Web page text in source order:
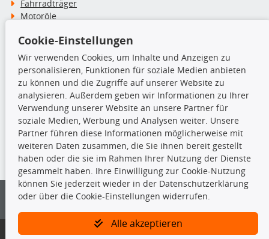
Fahrradträger
Motoröle
Schneeketten
TecDoc Inside
Die hier angezeigten Daten insbesondere die gesamte Datenbank dürfen
nicht kopiert werden.
Es ist zu unterlassen, die Daten oder die gesamte Datenbank ohne
vorherige Zustimmung von TecDoc zu vervielfältigen, zu verbreiten
und/oder diese Handlungen durch Dritte ausführen zu lassen. Ein
Bitte prüfen Sie, ob das über unseren Onlineshop identifizierte Ersatzteil
Cookie-Einstellungen
Wir verwenden Cookies, um Inhalte und Anzeigen zu
personalisieren, Funktionen für soziale Medien anbieten
zu können und die Zugriffe auf unserer Website zu
analysieren. Außerdem geben wir Informationen zu Ihrer
Verwendung unserer Website an unsere Partner für
soziale Medien, Werbung und Analysen weiter. Unsere
Partner führen diese Informationen möglicherweise mit
weiteren Daten zusammen, die Sie ihnen bereit gestellt
haben oder die sie im Rahmen Ihrer Nutzung der Dienste
gesammelt haben. Ihre Einwilligung zur Cookie-Nutzung
können Sie jederzeit wieder in der Datenschutzerklärung
oder über die Cookie-Einstellungen widerrufen.
Alle akzeptieren